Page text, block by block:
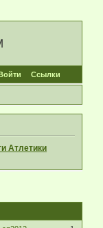
Ссылки
Атлетики